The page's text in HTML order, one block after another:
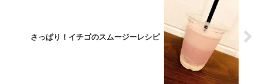
さっぱり！イチゴのスムージーレシピ